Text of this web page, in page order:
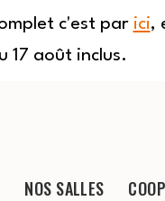
c'est par ici,
17 août inclus.
NOS SALLES